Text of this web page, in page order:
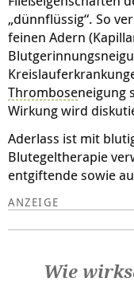
„dünnflüssig“. So
feinen Adern
Thromboseneigung
Wirkung wird
Aderlass ist mit
Blutegeltherapie
entgiftende sowie
Wie